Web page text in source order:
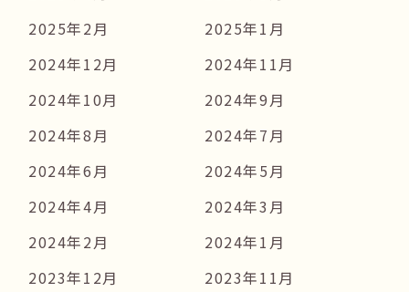
2025年2月
2025年1月
2024年12月
2024年11月
2024年10月
2024年9月
2024年8月
2024年7月
2024年6月
2024年5月
2024年4月
2024年3月
2024年2月
2024年1月
2023年12月
2023年11月